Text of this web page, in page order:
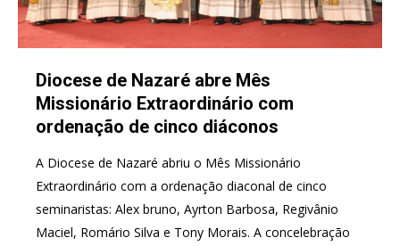
Diocese de Nazaré abre Mês
Missionário Extraordinário com
ordenação de cinco diáconos
A Diocese de Nazaré abriu o Mês Missionário
Extraordinário com a ordenação diaconal de cinco
seminaristas: Alex bruno, Ayrton Barbosa, Regivânio
Maciel, Romário Silva e Tony Morais. A concelebração